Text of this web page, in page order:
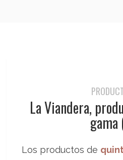
La Viandera,
gama
Los productos de